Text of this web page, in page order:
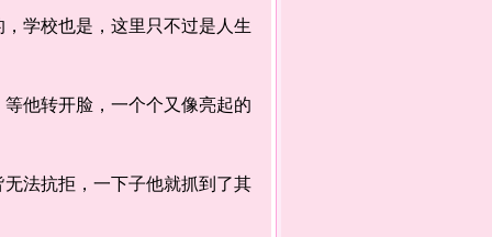
学校也是，这里只不过是人生
他转开脸，一个个又像亮起的
法抗拒，一下子他就抓到了其